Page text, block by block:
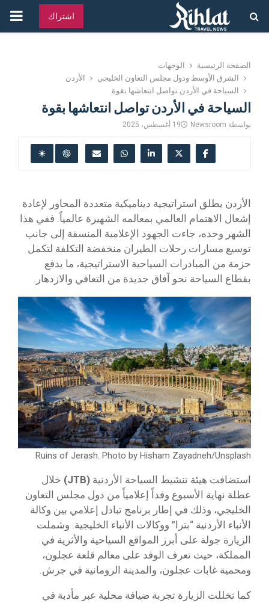
اشتراك
الصفحة الرئيسية
الوجهات
الشرق الأوسط ودول مجلس التعاون الخليجي
الأردن
السياحة في الأردن تواصل انتعاشها بقوة
السياحة في الأردن تواصل انتعاشها بقوة
بواسطة Newsroom 19 أغسطس، 2025
الأردن يطلق استراتيجية ديناميكية متعددة المحاور لإعادة
إشعال الاهتمام العالمي بمعالمه الشهيرة عالمياً. ففي هذا
الشهر وحده، جاءت الجهود الإعلامية المنسقة إلى جانب
توسيع مسارات رحلات الطيران منخفضة التكلفة لتكمل
حزمة من المبادرات السياحية الاستراتيجية، ما يدفع
بقطاع السياحة نحو آفاق جديدة من التعافي والازدهار.
Ruins of Jerash. Photo by Hisham Zayadneh/Unsplash
استضافت هيئة تنشيط السياحة الأردنية (JTB)
خلال
عطلة نهاية الأسبوع وفداً إعلامياً من دول مجلس التعاون
الخليجي، وذلك في إطار برنامج تبادل إعلامي بين وكالة
الأنباء الأردنية “بترا” ووكالات الأنباء الخليجية. وشملت
الزيارة جولة على أبرز المواقع السياحية والأثرية في
المملكة، حيث تعرف الوفد على معالم قلعة عجلون،
ومحمية غابات عجلون، والمدينة الرومانية في جرش.
كما تخللت الزيارة تجربة ضيافة محلية عبر مأدبة في